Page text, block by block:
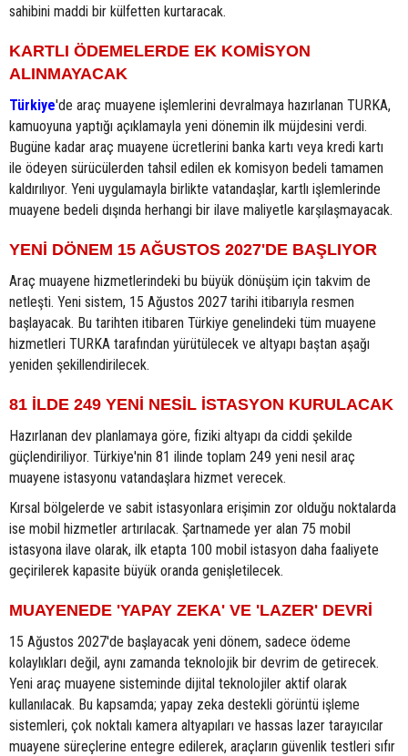
sahibini maddi bir külfetten kurtaracak.
KARTLI ÖDEMELERDE EK KOMİSYON
ALINMAYACAK
Türkiye'de araç muayene işlemlerini devralmaya hazırlanan TURKA,
kamuoyuna yaptığı açıklamayla yeni dönemin ilk müjdesini verdi.
Bugüne kadar araç muayene ücretlerini banka kartı veya kredi kartı
ile ödeyen sürücülerden tahsil edilen ek komisyon bedeli tamamen
kaldırılıyor. Yeni uygulamayla birlikte vatandaşlar, kartlı işlemlerinde
muayene bedeli dışında herhangi bir ilave maliyetle karşılaşmayacak.
YENİ DÖNEM 15 AĞUSTOS 2027'DE BAŞLIYOR
Araç muayene hizmetlerindeki bu büyük dönüşüm için takvim de
netleşti. Yeni sistem, 15 Ağustos 2027 tarihi itibarıyla resmen
başlayacak. Bu tarihten itibaren Türkiye genelindeki tüm muayene
hizmetleri TURKA tarafından yürütülecek ve altyapı baştan aşağı
yeniden şekillendirilecek.
81 İLDE 249 YENİ NESİL İSTASYON KURULACAK
Hazırlanan dev planlamaya göre, fiziki altyapı da ciddi şekilde
güçlendiriliyor. Türkiye'nin 81 ilinde toplam 249 yeni nesil araç
muayene istasyonu vatandaşlara hizmet verecek.
Kırsal bölgelerde ve sabit istasyonlara erişimin zor olduğu noktalarda
ise mobil hizmetler artırılacak. Şartnamede yer alan 75 mobil
istasyona ilave olarak, ilk etapta 100 mobil istasyon daha faaliyete
geçirilerek kapasite büyük oranda genişletilecek.
MUAYENEDE 'YAPAY ZEKA' VE 'LAZER' DEVRİ
15 Ağustos 2027'de başlayacak yeni dönem, sadece ödeme
kolaylıkları değil, aynı zamanda teknolojik bir devrim de getirecek.
Yeni araç muayene sisteminde dijital teknolojiler aktif olarak
kullanılacak. Bu kapsamda; yapay zeka destekli görüntü işleme
sistemleri, çok noktalı kamera altyapıları ve hassas lazer tarayıcılar
muayene süreçlerine entegre edilerek, araçların güvenlik testleri sıfır